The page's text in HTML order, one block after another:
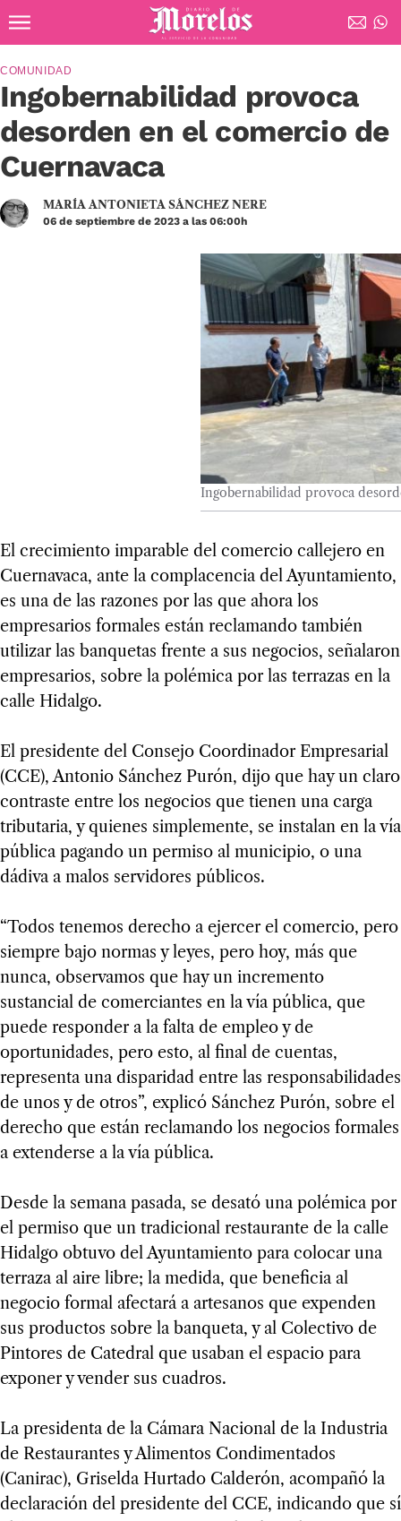
Diario de Morelos
Ingobernabilidad provoca
desorden en el comercio de
Cuernavaca
COMUNIDAD
MARÍA ANTONIETA SÁNCHEZ NERE
06 de septiembre de 2023 a las 06:00h
Ingobernabilidad provoca
El crecimiento imparable del comercio callejero en
Cuernavaca, ante la complacencia del Ayuntamiento,
es una de las razones por las que ahora los
empresarios formales están reclamando también
utilizar las banquetas frente a sus negocios, señalaron
empresarios, sobre la polémica por las terrazas en la
calle Hidalgo.
El presidente del Consejo Coordinador Empresarial
(CCE), Antonio Sánchez Purón, dijo que hay un claro
contraste entre los negocios que tienen una carga
tributaria, y quienes simplemente, se instalan en la vía
pública pagando un permiso al municipio, o una
dádiva a malos servidores públicos.
“Todos tenemos derecho a ejercer el comercio, pero
siempre bajo normas y leyes, pero hoy, más que
nunca, observamos que hay un incremento
sustancial de comerciantes en la vía pública, que
puede responder a la falta de empleo y de
oportunidades, pero esto, al final de cuentas,
representa una disparidad entre las responsabilidades
de unos y de otros”, explicó Sánchez Purón, sobre el
derecho que están reclamando los negocios formales
a extenderse a la vía pública.
Desde la semana pasada, se desató una polémica por
el permiso que un tradicional restaurante de la calle
Hidalgo obtuvo del Ayuntamiento para colocar una
terraza al aire libre; la medida, que beneficia al
negocio formal afectará a artesanos que expenden
sus productos sobre la banqueta, y al Colectivo de
Pintores de Catedral que usaban el espacio para
exponer y vender sus cuadros.
La presidenta de la Cámara Nacional de la Industria
de Restaurantes y Alimentos Condimentados
(Canirac), Griselda Hurtado Calderón, acompañó la
declaración del presidente del CCE, indicando que sí